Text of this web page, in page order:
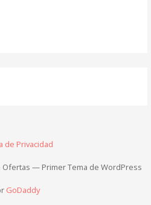
de Privacidad
Ofertas — Primer Tema de WordPress
GoDaddy